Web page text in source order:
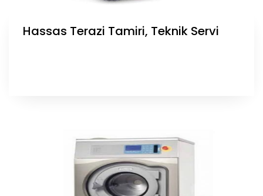
Hassas Terazi Tamiri, Teknik Servi